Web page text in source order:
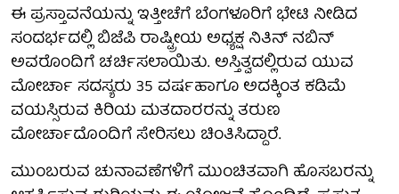
ಈ ಪ್ರಸ್ತಾವನೆಯನ್ನು ಇತ್ತೀಚೆಗೆ ಬೆಂಗಳೂರಿಗೆ ಭೇಟಿ ನೀಡಿದ
ಸಂದರ್ಭದಲ್ಲಿ ಬಿಜೆಪಿ ರಾಷ್ಟ್ರೀಯ ಅಧ್ಯಕ್ಷ ನಿತಿನ್ ನಬಿನ್
ಅವರೊಂದಿಗೆ ಚರ್ಚಿಸಲಾಯಿತು. ಅಸ್ತಿತ್ವದಲ್ಲಿರುವ ಯುವ
ಮೋರ್ಚಾ ಸದಸ್ಯರು 35 ವರ್ಷಹಾಗೂ ಅದಕ್ಕಿಂತ ಕಡಿಮೆ
ವಯಸ್ಸಿರುವ ಕಿರಿಯ ಮತದಾರರನ್ನು ತರುಣ
ಮೋರ್ಚಾದೊಂದಿಗೆ ಸೇರಿಸಲು ಚಿಂತಿಸಿದ್ದಾರೆ.
ಮುಂಬರುವ ಚುನಾವಣೆಗಳಿಗೆ ಮುಂಚಿತವಾಗಿ ಹೊಸಬರನ್ನು